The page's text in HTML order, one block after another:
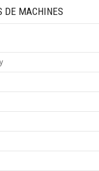
DE MACHINES